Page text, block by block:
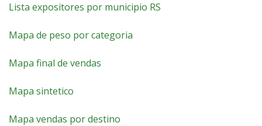
Lista expositores por municipio RS
Mapa de peso por categoria
Mapa final de vendas
Mapa sintetico
Mapa vendas por destino